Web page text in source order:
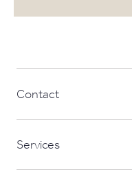
Contact
Services